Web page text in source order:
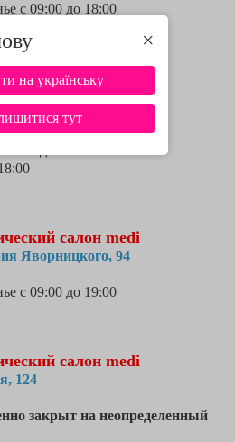
×
на українську
тут
с 09:00 до 18:00
салон medi
1
салон medi
Яворницкого, 94
с 09:00 до 19:00
салон medi
124
закрыт на неопределенный